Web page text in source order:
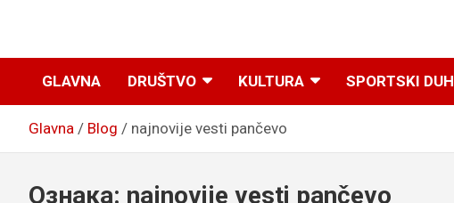
GLAVNA DRUŠTVO KULTURA SPORTSKI DUH
Glavna Blog najnovije vesti pančevo
Ознака: najnovije vesti pančevo